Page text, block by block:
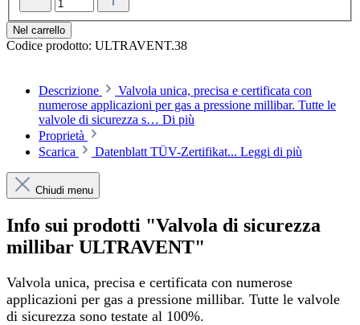
Nel carrello
Codice prodotto: ULTRAVENT.38
Descrizione
Valvola unica, precisa e certificata con
numerose applicazioni per gas a pressione millibar. Tutte le
valvole di sicurezza s… Di più
Proprietà
Scarica
Datenblatt TÜV-Zertifikat... Leggi di più
Chiudi menu
Info sui prodotti "Valvola di sicurezza
millibar ULTRAVENT"
Valvola unica, precisa e certificata con numerose
applicazioni per gas a pressione millibar. Tutte le valvole
di sicurezza sono testate al 100%.